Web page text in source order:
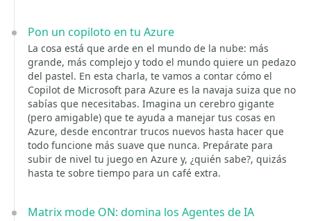
Pon un copiloto en tu Azure
La cosa está que arde en el mundo de la nube: más
grande, más complejo y todo el mundo quiere un pedazo
del pastel. En esta charla, te vamos a contar cómo el
Copilot de Microsoft para Azure es la navaja suiza que no
sabías que necesitabas. Imagina un cerebro gigante
(pero amigable) que te ayuda a manejar tus cosas en
Azure, desde encontrar trucos nuevos hasta hacer que
todo funcione más suave que nunca. Prepárate para
subir de nivel tu juego en Azure y, ¿quién sabe?, quizás
hasta te sobre tiempo para un café extra.
Matrix mode ON: domina los Agentes de IA